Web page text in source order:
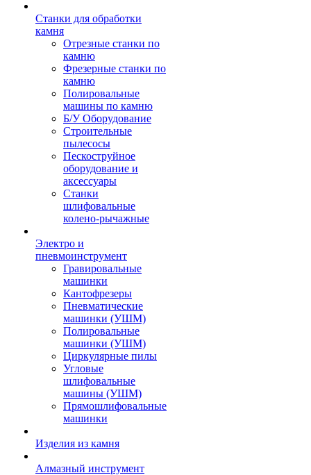
Станки для обработки
камня
Отрезные станки по
камню
Фрезерные станки по
камню
Полировальные
машины по камню
Б/У Оборудование
Строительные
пылесосы
Пескоструйное
оборудование и
аксессуары
Станки
шлифовальные
колено-рычажные
Электро и
пневмоинструмент
Гравировальные
машинки
Кантофрезеры
Пневматические
машинки (УШМ)
Полировальные
машинки (УШМ)
Циркулярные пилы
Угловые
шлифовальные
машины (УШМ)
Прямошлифовальные
машинки
Изделия из камня
Алмазный инструмент